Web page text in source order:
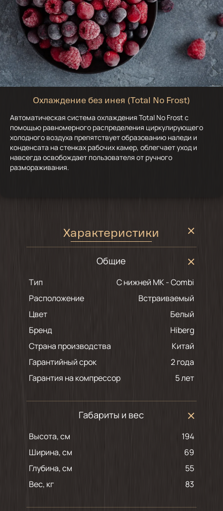
Охлаждение без инея (Total No Frost)
Автоматическая система охлаждения Total No Frost с
помощью равномерного распределения циркулирующего
холодного воздуха препятствует образованию наледи и
конденсата на стенках рабочих камер, облегчает уход и
навсегда освобождает пользователя от ручного
размораживания.
Характеристики
Общие
Тип
С нижней МК - Combi
Расположение
Встраиваемый
Цвет
белый
Бренд
Hiberg
Страна производства
Китай
Гарантийный срок
2 года
Гарантия на компрессор
5 лет
Габариты и вес
Высота, см
194
Ширина, см
69
Глубина, см
55
Вес, кг
83